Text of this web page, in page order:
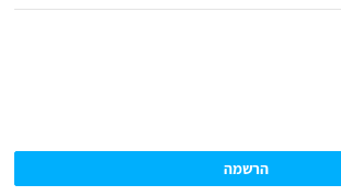
הרשמה